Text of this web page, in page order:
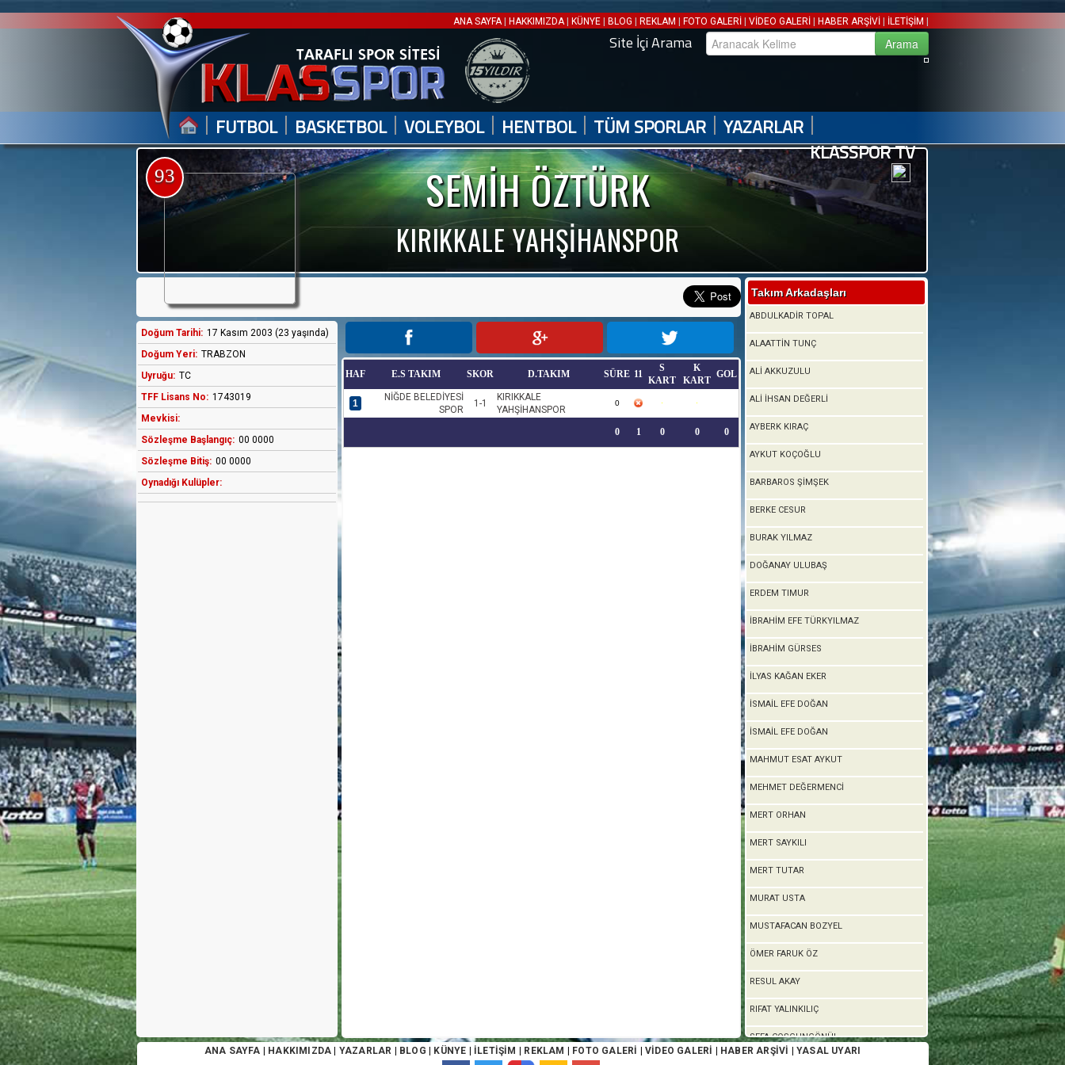
ANA SAYFA| HAKKIMIZDA| KÜNYE | BLOG | REKLAM | FOTO GALERİ | VİDEO GALERİ | HABER ARŞİVİ | İLETİŞİM |
Site İçi Arama
| FUTBOL | BASKETBOL | VOLEYBOL | HENTBOL | TÜM SPORLAR | YAZARLAR |
KLASSPOR TV
SEMİH ÖZTÜRK
KIRIKKALE YAHŞİHANSPOR
93
Doğum Tarihi: 17 Kasım 2003 (23 yaşında)
Doğum Yeri: TRABZON
Uyruğu: TC
TFF Lisans No: 1743019
Mevkisi:
Sözleşme Başlangıç: 00 0000
Sözleşme Bitiş: 00 0000
Oynadığı Kulüpler:
HAF E.S TAKIM SKOR D.TAKIM SÜRE 11
S
KART
K
KART
GOL
1
NİĞDE BELEDİYESİ
SPOR
1-1
KIRIKKALE
YAHŞİHANSPOR
0
0 1 0 0 0
Takım Arkadaşları
ABDULKADİR TOPAL
ALAATTİN TUNÇ
ALİ AKKUZULU
ALİ İHSAN DEĞERLİ
AYBERK KIRAÇ
AYKUT KOÇOĞLU
BARBAROS ŞİMŞEK
BERKE CESUR
BURAK YILMAZ
DOĞANAY ULUBAŞ
ERDEM TIMUR
İBRAHİM EFE TÜRKYILMAZ
İBRAHİM GÜRSES
İLYAS KAĞAN EKER
İSMAİL EFE DOĞAN
İSMAİL EFE DOĞAN
MAHMUT ESAT AYKUT
MEHMET DEĞERMENCİ
MERT ORHAN
MERT SAYKILI
MERT TUTAR
MURAT USTA
MUSTAFACAN BOZYEL
ÖMER FARUK ÖZ
RESUL AKAY
RIFAT YALINKILIÇ
SEFA COŞGUNGÖNÜL
ANA SAYFA HAKKIMIZDA YAZARLAR BLOG KÜNYE İLETİŞİM REKLAM FOTO GALERİ VİDEO GALERİ HABER ARŞİVİ YASAL UYARI